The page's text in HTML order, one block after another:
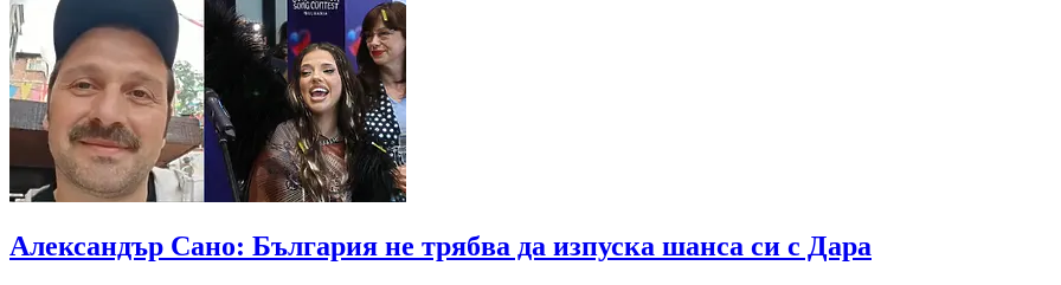
Александър Сано: България не трябва да изпуска шанса си с Дара